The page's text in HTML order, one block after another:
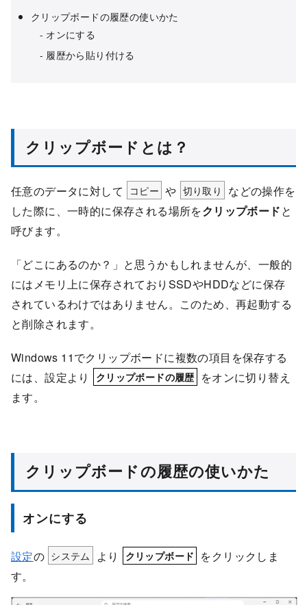
クリップボードの履歴の使いかた
オンにする
履歴から貼り付ける
クリップボードとは？
任意のデータに対して コピー や 切り取り
などの操作を
した際に、一時的に保存される場所をクリップボードと
呼びます。
「どこにあるのか？」と思うかもしれませんが、一般的
にはメモリ上に保存されておりSSDやHDDなどに保存
されているわけではありません。このため、再起動する
と削除されます。
Windows 11でクリップボードに複数の項目を保存する
には、設定より
クリップボードの履歴 をオンに切り替え
ます。
クリップボードの履歴の使いかた
オンにする
設定の システム より クリップボード をクリックしま
す。